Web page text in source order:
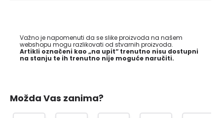
Važno je napomenuti da se slike proizvoda na našem
webshopu mogu razlikovati od stvarnih proizvoda.
Artikli označeni kao „na upit“ trenutno nisu dostupni
na stanju te ih trenutno nije moguće naručiti.
Možda Vas zanima?